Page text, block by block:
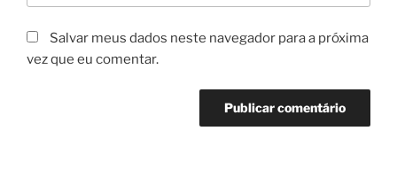
Salvar meus dados neste navegador para a próxima
vez que eu comentar.